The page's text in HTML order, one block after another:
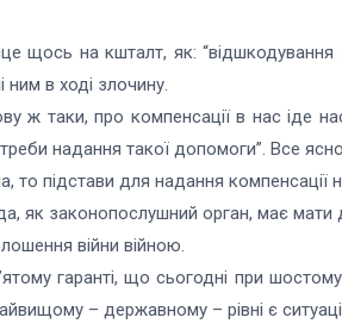
щось на кшталт, як:
ним в ході злочину.
ж таки, про компенсації в нас іде
надання такої допомоги”. Все
то підстави для надання компенсації
законопослушний орган, має мати
війни війною.
гаранті, що сьогодні при
– державному – рівні є